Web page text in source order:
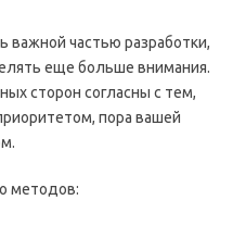
важной частью разработки,
еще больше внимания.
сторон согласны с тем,
пора вашей
методов: